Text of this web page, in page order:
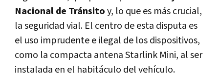
Nacional de Tránsitoy, lo que es más crucial,
la seguridad vial. El centro de esta disputa es
el uso imprudente e ilegal de los dispositivos,
como la compacta antena Starlink Mini, al ser
instalada en el habitáculo del vehículo.